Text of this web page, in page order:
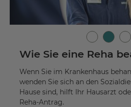
Wie Sie eine Reha
Wenn Sie im Krankenhaus
wenden Sie sich an den
Hause sind, hilft Ihr Hausarzt
Reha-Antrag.